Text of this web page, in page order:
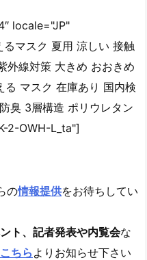
locale="JP"
マスク 夏用 涼しい 接触
外線対策 大きめ おおきめ
る マスク 在庫あり 国内検
臭 3層構造 ポリウレタン
2-OWH-L_ta"]
の情報提供をお待ちしてい
ト、記者発表や内覧会な
ちら よりお知らせ下さい